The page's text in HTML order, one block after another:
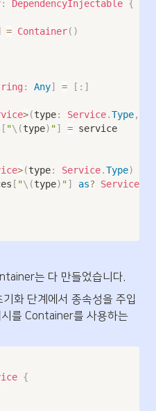
: DependencyInjectable {
= Container( )
: Any] = [ : ]
>(type: Service.Type,
[ "\(type) "] = service
>(type: Service.Type)
[ "\(type) "] as?
Service
는 다 만들었습니다.
화 단계에서 종속성을 주입
를 Container를 사용하는
{